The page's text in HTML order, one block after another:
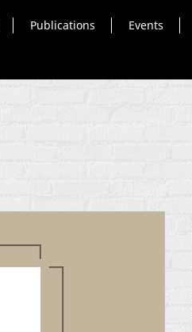
Publications Events